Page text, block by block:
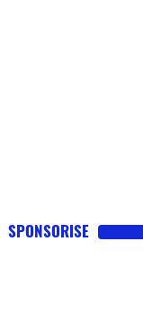
SPONSORISE